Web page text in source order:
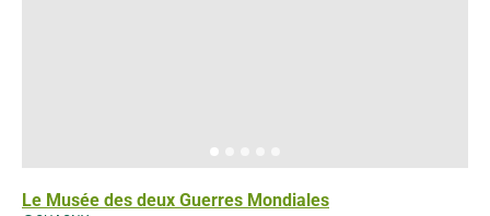
Le Musée des deux Guerres Mondiales